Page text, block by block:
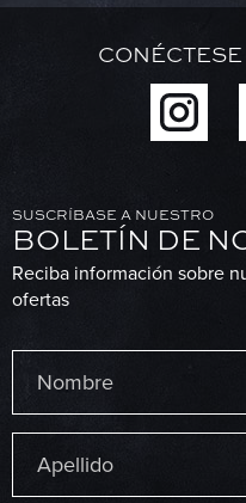
SUSCRÍBASE A NUESTRO
BOLETÍN DE
Reciba información sobre
ofertas
Primero